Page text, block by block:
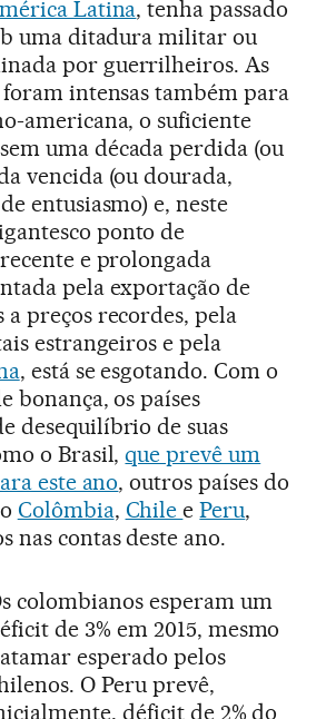
Latina, tenha passado
uma ditadura militar ou
por guerrilheiros. As
intensas também para
americana, o suficiente
uma década perdida (ou
vencida (ou dourada,
entusiasmo) e, neste
ponto de
e prolongada
pela exportação de
preços recordes, pela
estrangeiros e pela
, está se esgotando. Com o
bonança, os países
desequilíbrio de suas
o Brasil,que prevê um
este ano, outros países do
Colômbia, ChileePeru,
nas contas deste ano.
colombianos esperam um
de 3% em 2015, mesmo
esperado pelos
O Peru prevê,
déficit de 2% do